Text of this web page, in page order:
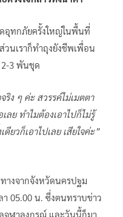
ดอุทกภัยครั้งใหญ่ในพื้นที่
วนเราก็ทำถุงยังชีพเพื่อน
2-3 พันชุด
ริง ๆ ค่ะ สวรรค์ไม่เมตตา
ลย ทำไมต้องเอาไปก็ไม่รู้
ยวก็เอาไปเลย เสียใจค่ะ”
างจากจังหวัดนครปฐม
05.00 น. ซึ่งตนทราบข่าว
จุฬาลงกรณ์ และวันนี้ก็มา